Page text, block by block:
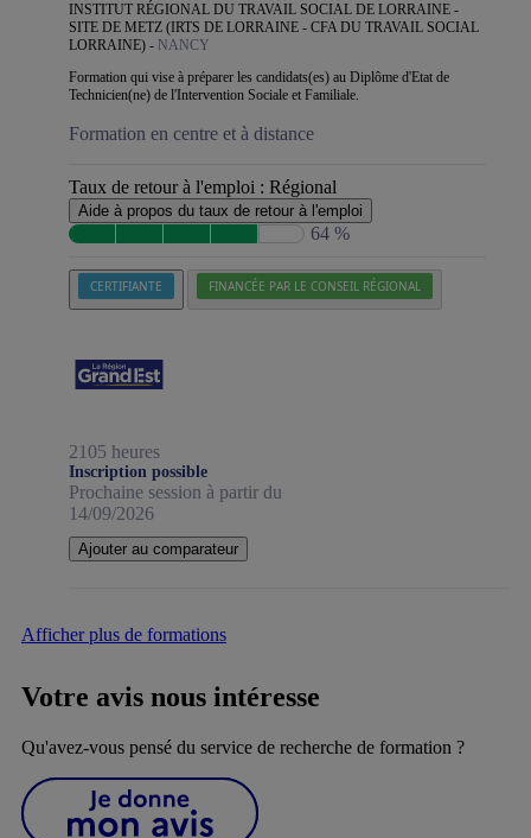
INSTITUT RÉGIONAL DU TRAVAIL SOCIAL DE LORRAINE -
SITE DE METZ (IRTS DE LORRAINE - CFA DU TRAVAIL SOCIAL
LORRAINE) - NANCY
Formation qui vise à préparer les candidats(es) au Diplôme d'Etat de
Technicien(ne) de l'Intervention Sociale et Familiale.
Formation en centre et à distance
Taux de retour à l'emploi : Régional
Aide à propos du taux de retour à l'emploi
64 %
CERTIFIANTE FINANCÉE PAR LE CONSEIL RÉGIONAL
2105 heures
Inscription possible
Prochaine session à partir du
14/09/2026
Ajouter au comparateur
Afficher plus de formations
Votre avis nous intéresse
Qu'avez-vous pensé du service de recherche de formation ?